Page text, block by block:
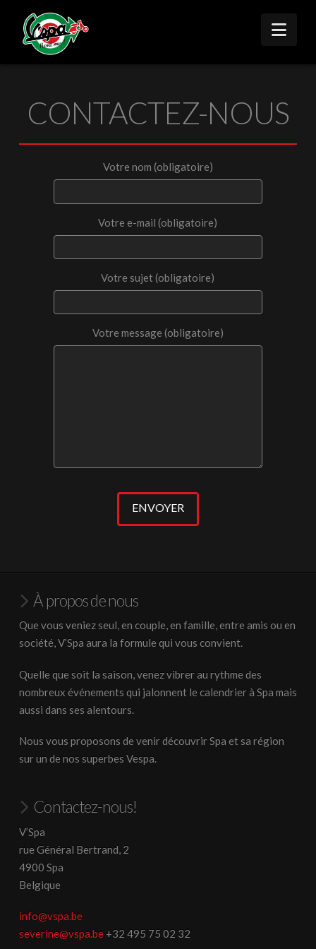
CONTACTEZ-NOUS
Votre nom (obligatoire)
Votre e-mail (obligatoire)
Votre sujet (obligatoire)
Votre message (obligatoire)
À propos de nous
Que vous veniez seul, en couple, en famille, entre amis ou en
société, V’Spa aura la formule qui vous convient.
Quelle que soit la saison, venez vibrer au rythme des
nombreux événements qui jalonnent le calendrier à Spa mais
aussi dans ses alentours.
Nous vous proposons de venir découvrir Spa et sa région
sur un de nos superbes Vespa.
Contactez-nous!
V’Spa
rue Général Bertrand, 2
4900 Spa
Belgique
info@vspa.be
severine@vspa.be+32 495 75 02 32